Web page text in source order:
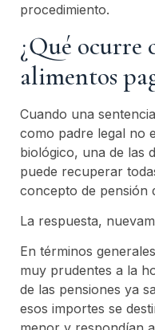
procedimiento.
¿Qué ocurre
alimentos
Cuando una
como padre legal no
biológico, una de las
puede recuperar
concepto de pensión
La respuesta,
En términos
muy prudentes a la
de las pensiones ya
esos importes se